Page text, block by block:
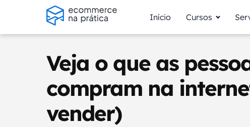
Início Cursos
Veja o que as
compram na
vender)